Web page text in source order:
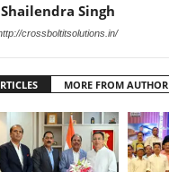
Shailendra Singh
crossboltitsolutions.in/
MORE FROM AUTHOR